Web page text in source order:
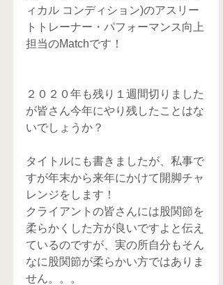
ィカル コンディション)のアスリー
トトレーナー・パフォーマンス向上
担当のMatchです！
２０２０年も残り１週間切りました
が皆さん今年にやり残したことはな
いでしょうか？
タイトルにも書きましたが、私事で
すが年末から来年にかけて開脚チャ
レンジをします！
クライアントの皆さんには股関節を
柔らかくした方が良いですよと伝え
ているのですが、実の所自分もそん
なに股関節が柔らかい方ではありま
せん。。。